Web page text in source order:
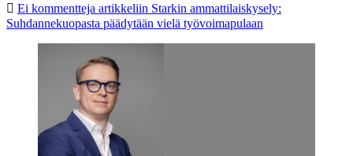
Ei kommentteja artikkeliin Starkin ammattilaiskysely:
Suhdannekuopasta päädytään vielä työvoimapulaan